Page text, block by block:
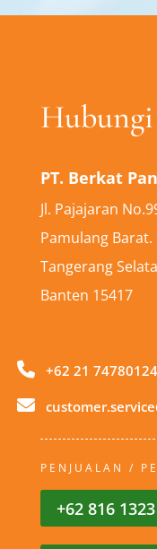
PT. Berkat
Jl. Pajajaran
Pamulang Barat.
Tangerang
Banten 15417
+62 21
PENJUALAN /
+62 816